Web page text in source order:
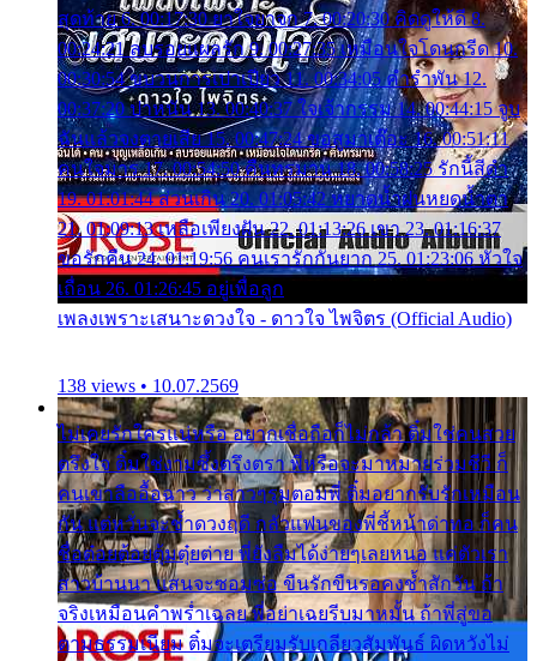
สุดท้าย 6. 00:17:30 ยาใจยาจก 7. 00:20:30 คิดดูให้ดี 8.
00:24:21 ลบรอยแผลรัก 9. 00:27:35 เหมือนใจโดนกรีด 10.
00:30:54 ขบวนการเปาเปียว 11. 00:34:05 คำรำพัน 12.
00:37:20 ปาหนัน 13. 00:40:37 ใจเจ้ากรรม 14. 00:44:15 จูบ
ฉันแล้วจงตายเสีย 15. 00:47:24 ขอสูมาเต๊อะ 16. 00:51:11
คนใจมาร 17. 00:54:50 คืนทรมาน 18. 00:58:25 รักนี้สีดำ
19. 01:01:44 ส่วนเกิน 20. 01:05:42 หยาดน้ำฝนหยดน้ำตา
21. 01:09:13 เหลือเพียงฝัน 22. 01:13:26 เขา 23. 01:16:37
ขอรักคืน 24. 01:19:56 คนเรารักกันยาก 25. 01:23:06 หัวใจ
เถื่อน 26. 01:26:45 อยู่เพื่อลูก
เพลงเพราะเสนาะดวงใจ - ดาวใจ ไพจิตร (Official Audio)
138 views • 10.07.2569
ไม่เคยรักใครแน่หรือ อยากเชื่อถือก็ไม่กล้า ติ๋มใช่คนสวย
ตรึงใจ ติ๋มใช่งามซึ้งตรึงตรา พี่หรือจะมาหมายร่วมชีวี ก็
คนเขาลืออื้อฉาว ว่าสาวๆรุมตอมพี่ ติ๋มอยากรับรักเหมือน
กัน แต่หวั่นจะช้ำดวงฤดี กลัวแฟนของพี่ชี้หน้าด่าทอ ก็คน
ชื่อต๋อยต้อยตุ้มตุ๋ยต่าย พี่ยังลืมได้ง่ายๆเลยหนอ แค่ตัวเรา
สาวบ้านนา แสนจะซอมซ่อ ขืนรักขืนรอคงช้ำสักวัน ถ้า
จริงเหมือนคำพร่ำเฉลย พี่อย่าเฉยรีบมาหมั้น ถ้าพี่สู่ขอ
ตามธรรมเนียม ติ๋มจะเตรียมรับเกลียวสัมพันธ์ ผิดหวังไม่